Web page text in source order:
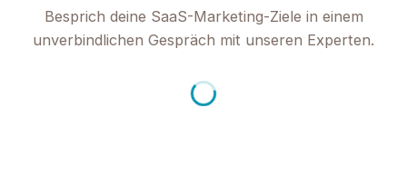
Besprich deine SaaS-Marketing-Ziele in einem
unverbindlichen Gespräch mit unseren Experten.